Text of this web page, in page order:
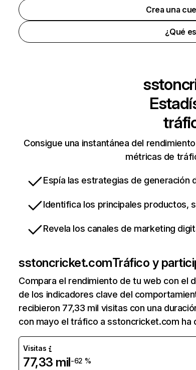
Crea una
¿Qué
Consigue una instantánea del
métricas de
Espía las estrategias de
Identifica los principales productos,
Revela los canales de marketing
sstoncricket.comTráfico y
Compara el rendimiento de tu web con el
de los indicadores clave del
recibieron 77,33 mil visitas con una
con mayo el tráfico a sstoncricket.com ha
Visitas
77,33 mil-62 %